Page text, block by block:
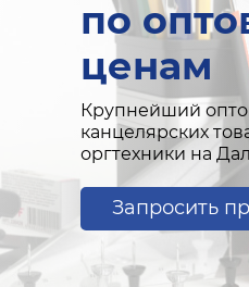
по
ценам
Крупнейший
канцелярских
оргтехники на
Запросить